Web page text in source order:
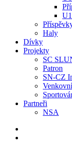
Haly
Dívky
Projekty
SC
Patron
SN-CZ
Partneři
NSA